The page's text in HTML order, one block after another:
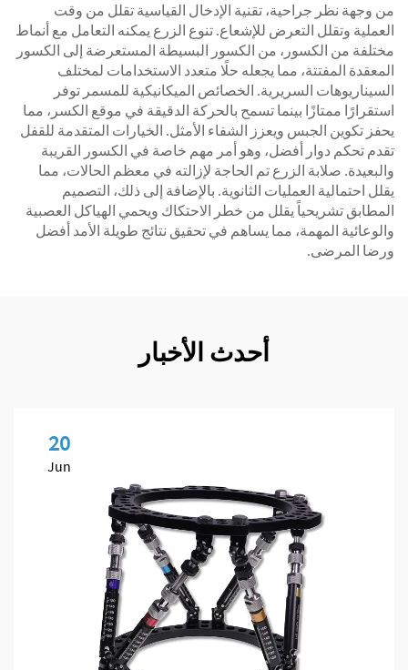
من وجهة نظر جراحية، تقنية الإدخال القياسية تقلل من وقت
العملية وتقلل التعرض للإشعاع. تنوع الزرع يمكنه التعامل مع أنماط
مختلفة من الكسور، من الكسور البسيطة المستعرضة إلى الكسور
المعقدة المفتتة، مما يجعله حلًا متعدد الاستخدامات لمختلف
السيناريوهات السريرية. الخصائص الميكانيكية للمسمر توفر
استقرارًا ممتازًا بينما تسمح بالحركة الدقيقة في موقع الكسر، مما
يحفز تكوين الجبس ويعزز الشفاء الأمثل. الخيارات المتقدمة للقفل
تقدم تحكم دوار أفضل، وهو أمر مهم خاصة في الكسور القريبة
والبعيدة. صلابة الزرع تم الحاجة لإزالته في معظم الحالات، مما
يقلل احتمالية العمليات الثانوية. بالإضافة إلى ذلك، التصميم
المطابق تشريحياً يقلل من خطر الاحتكاك ويحمي الهياكل العصبية
والوعائية المهمة، مما يساهم في تحقيق نتائج طويلة الأمد أفضل
ورضا المرضى.
أحدث الأخبار
20
Jun